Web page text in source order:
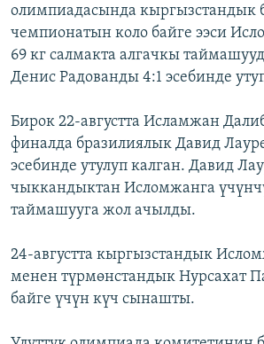
олимпиадасында кыргызстандык
чемпионатын коло байге ээси
69 кг салмакта алгачкы
Денис Радованды 4:1 эсебинде
Бирок 22-августта Исламжан
финалда бразилиялык Давид
эсебинде утулуп калган. Давид
чыккандыктан Исломжанга
таймашууга жол ачылды.
24-августта кыргызстандык
менен түрмөнстандык Нурсахат
байге үчүн күч сынашты.